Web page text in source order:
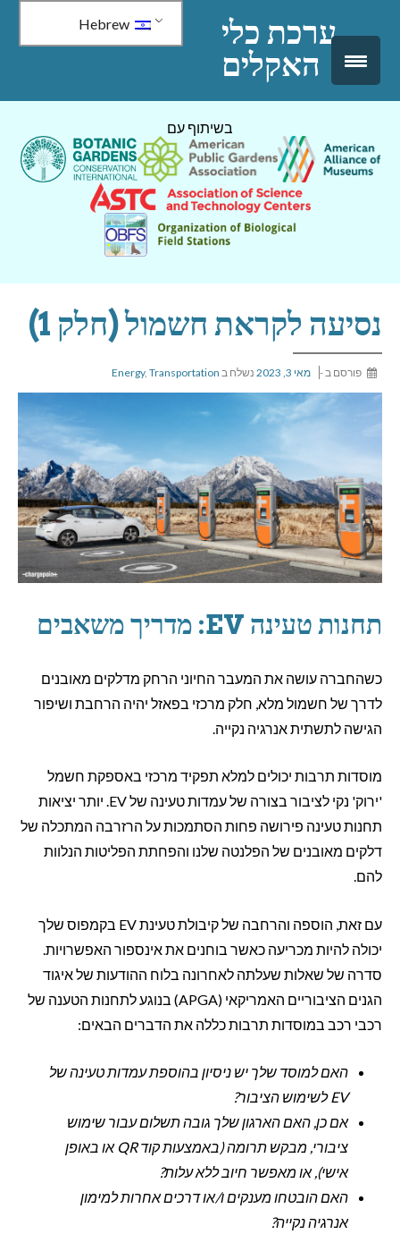
דלג
ערכת כלי
האקלים
Hebrew
בשיתוף עם
נסיעה לקראת חשמול (חלק 1)
פורסם ב- מאי 3, 2023 נשלח ב Energy, Transportation
תחנות טעינה EV: מדריך משאבים
כשהחברה עושה את המעבר החיוני הרחק מדלקים מאובנים
לדרך של חשמול מלא, חלק מרכזי בפאזל יהיה הרחבת ושיפור
הגישה לתשתית אנרגיה נקייה.
מוסדות תרבות יכולים למלא תפקיד מרכזי באספקת חשמל
'ירוק' נקי לציבור בצורה של עמדות טעינה של EV. יותר יציאות
תחנות טעינה פירושה פחות הסתמכות על הרזרבה המתכלה של
דלקים מאובנים של הפלנטה שלנו והפחתת הפליטות הנלוות
להם.
עם זאת, הוספה והרחבה של קיבולת טעינת EV בקמפוס שלך
יכולה להיות מכריעה כאשר בוחנים את אינספור האפשרויות.
סדרה של שאלות שעלתה לאחרונה בלוח ההודעות של איגוד
הגנים הציבוריים האמריקאי (APGA) בנוגע לתחנות הטענה של
רכבי רכב במוסדות תרבות כללה את הדברים הבאים:
האם למוסד שלך יש ניסיון בהוספת עמדות טעינה של
EV לשימוש הציבור?
אם כן, האם הארגון שלך גובה תשלום עבור שימוש
ציבורי, מבקש תרומה (באמצעות קוד QR או באופן
אישי), או מאפשר חיוב ללא עלות?
האם הובטחו מענקים ו/או דרכים אחרות למימון
אנרגיה נקייה?